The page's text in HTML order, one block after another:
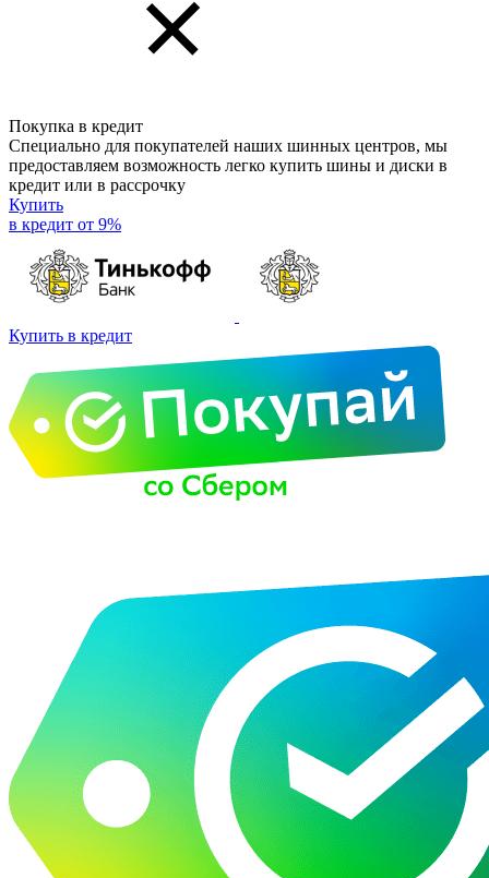
Покупка в кредит
Специально для покупателей наших шинных центров, мы
предоставляем возможность легко купить шины и диски в
кредит или в рассрочку
Купить
в кредит от 9%
Купить в кредит